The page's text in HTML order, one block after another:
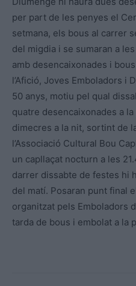
per part de les penyes el
setmana, els bous al carrer
del migdia i se sumaran a
amb desencaixonades i
l’Afició, Joves Emboladors i
50 anys, motiu pel qual
quatre desencaixonades a la
dimecres a la nit, sortint de
l’Associació Cultural Bou
un capllaçat nocturn a les
darrer dissabte de festes hi
del matí. Posaran punt final
organitzat pels Emboladors
tarda de bous i embolat a la